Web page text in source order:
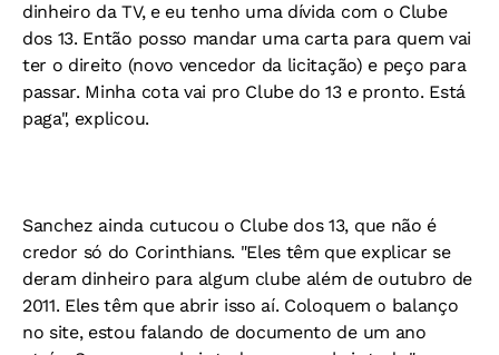
dinheiro da TV, e eu tenho uma dívida com o Clube
dos 13. Então posso mandar uma carta para quem vai
ter o direito (novo vencedor da licitação) e peço para
passar. Minha cota vai pro Clube do 13 e pronto. Está
paga", explicou.
Sanchez ainda cutucou o Clube dos 13, que não é
credor só do Corinthians. "Eles têm que explicar se
deram dinheiro para algum clube além de outubro de
2011. Eles têm que abrir isso aí. Coloquem o balanço
no site, estou falando de documento de um ano